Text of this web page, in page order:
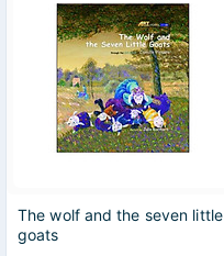
The wolf and the seven little
goats